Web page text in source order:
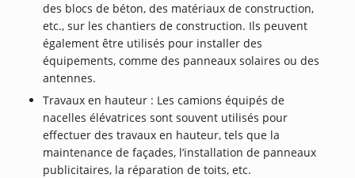
des blocs de béton, des matériaux de construction,
etc., sur les chantiers de construction. Ils peuvent
également être utilisés pour installer des
équipements, comme des panneaux solaires ou des
antennes.
Travaux en hauteur : Les camions équipés de
nacelles élévatrices sont souvent utilisés pour
effectuer des travaux en hauteur, tels que la
maintenance de façades, l’installation de panneaux
publicitaires, la réparation de toits, etc.